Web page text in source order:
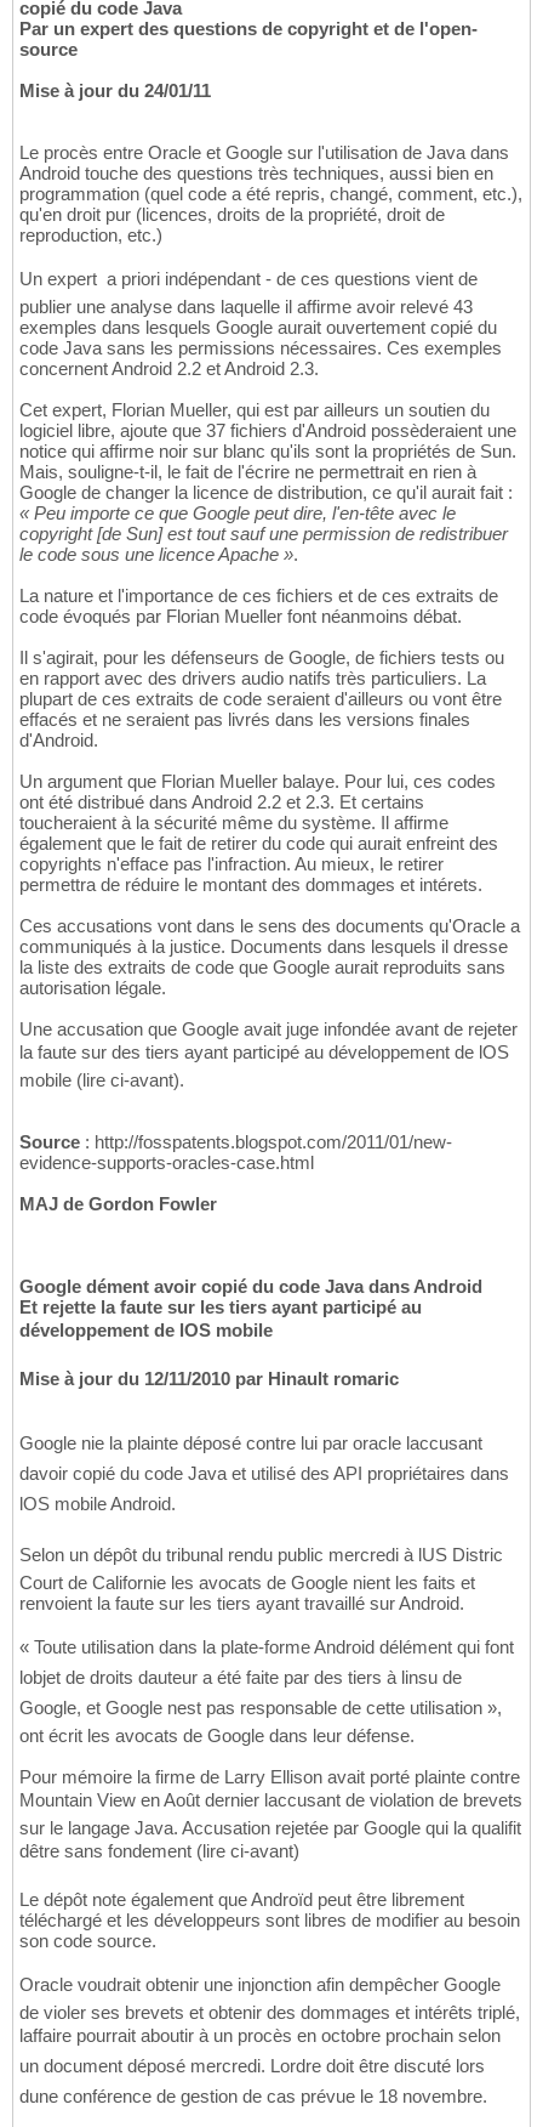
copié du code Java
Par un expert des questions de copyright et de l'open-
source
Mise à jour du 24/01/11
Le procès entre Oracle et Google sur l'utilisation de Java dans
Android touche des questions très techniques, aussi bien en
programmation (quel code a été repris, changé, comment, etc.),
qu'en droit pur (licences, droits de la propriété, droit de
reproduction, etc.)
Un expert  a priori indépendant - de ces questions vient de
publier une analyse dans laquelle il affirme avoir relevé 43
exemples dans lesquels Google aurait ouvertement copié du
code Java sans les permissions nécessaires. Ces exemples
concernent Android 2.2 et Android 2.3.
Cet expert, Florian Mueller, qui est par ailleurs un soutien du
logiciel libre, ajoute que 37 fichiers d'Android possèderaient une
notice qui affirme noir sur blanc qu'ils sont la propriétés de Sun.
Mais, souligne-t-il, le fait de l'écrire ne permettrait en rien à
Google de changer la licence de distribution, ce qu'il aurait fait :
« Peu importe ce que Google peut dire, l'en-tête avec le
copyright [de Sun] est tout sauf une permission de redistribuer
le code sous une licence Apache ».
La nature et l'importance de ces fichiers et de ces extraits de
code évoqués par Florian Mueller font néanmoins débat.
Il s'agirait, pour les défenseurs de Google, de fichiers tests ou
en rapport avec des drivers audio natifs très particuliers. La
plupart de ces extraits de code seraient d'ailleurs ou vont être
effacés et ne seraient pas livrés dans les versions finales
d'Android.
Un argument que Florian Mueller balaye. Pour lui, ces codes
ont été distribué dans Android 2.2 et 2.3. Et certains
toucheraient à la sécurité même du système. Il affirme
également que le fait de retirer du code qui aurait enfreint des
copyrights n'efface pas l'infraction. Au mieux, le retirer
permettra de réduire le montant des dommages et intérets.
Ces accusations vont dans le sens des documents qu'Oracle a
communiqués à la justice. Documents dans lesquels il dresse
la liste des extraits de code que Google aurait reproduits sans
autorisation légale.
Une accusation que Google avait juge infondée avant de rejeter
la faute sur des tiers ayant participé au développement de lOS
mobile (lire ci-avant).
Source : http://fosspatents.blogspot.com/2011/01/new-
evidence-supports-oracles-case.html
MAJ de Gordon Fowler
Google dément avoir copié du code Java dans Android
Et rejette la faute sur les tiers ayant participé au
développement de lOS mobile
Mise à jour du 12/11/2010 par Hinault romaric
Google nie la plainte déposé contre lui par oracle laccusant
davoir copié du code Java et utilisé des API propriétaires dans
lOS mobile Android.
Selon un dépôt du tribunal rendu public mercredi à lUS Distric
Court de Californie les avocats de Google nient les faits et
renvoient la faute sur les tiers ayant travaillé sur Android.
« Toute utilisation dans la plate-forme Android délément qui font
lobjet de droits dauteur a été faite par des tiers à linsu de
Google, et Google nest pas responsable de cette utilisation »,
ont écrit les avocats de Google dans leur défense.
Pour mémoire la firme de Larry Ellison avait porté plainte contre
Mountain View en Août dernier laccusant de violation de brevets
sur le langage Java. Accusation rejetée par Google qui la qualifit
dêtre sans fondement (lire ci-avant)
Le dépôt note également que Androïd peut être librement
téléchargé et les développeurs sont libres de modifier au besoin
son code source.
Oracle voudrait obtenir une injonction afin dempêcher Google
de violer ses brevets et obtenir des dommages et intérêts triplé,
laffaire pourrait aboutir à un procès en octobre prochain selon
un document déposé mercredi. Lordre doit être discuté lors
dune conférence de gestion de cas prévue le 18 novembre.